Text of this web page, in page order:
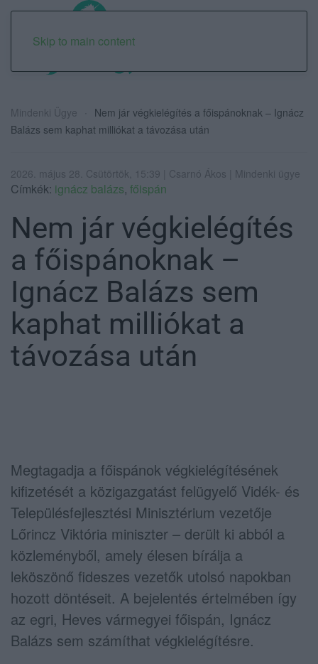
Skip to main content
Mindenki Ügye
Nem jár végkielégítés a főispánoknak – Ignácz
Balázs sem kaphat milliókat a távozása után
2026. május 28. Csütörtök, 15:39 | Csarnó Ákos | Mindenki ügye
Címkék: ignácz balázs, főispán
Nem jár végkielégítés
a főispánoknak –
Ignácz Balázs sem
kaphat milliókat a
távozása után
Megtagadja a főispánok végkielégítésének
kifizetését a közigazgatást felügyelő Vidék- és
Településfejlesztési Minisztérium vezetője
Lőrincz Viktória miniszter – derült ki abból a
közleményből, amely élesen bírálja a
leköszönő fideszes vezetők utolsó napokban
hozott döntéseit. A bejelentés értelmében így
az egri, Heves vármegyei főispán, Ignácz
Balázs sem számíthat végkielégítésre.